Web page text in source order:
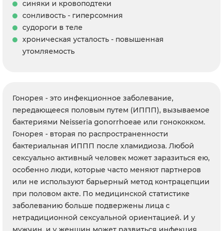
синяки и кровоподтеки
сонливость - гиперсомния
судороги в теле
хроническая усталость - повышенная
утомляемость
Гонорея - это инфекционное заболевание,
передающееся половым путем (ИППП), вызываемое
бактериями Neisseria gonorrhoeae или гонококком.
Гонорея - вторая по распространенности
бактериальная ИППП после хламидиоза. Любой
сексуально активный человек может заразиться ею,
особенно люди, которые часто меняют партнеров
или не используют барьерный метод контрацепции
при половом акте. По медицинской статистике
заболеванию больше подвержены лица с
нетрадиционной сексуальной ориентацией. И у